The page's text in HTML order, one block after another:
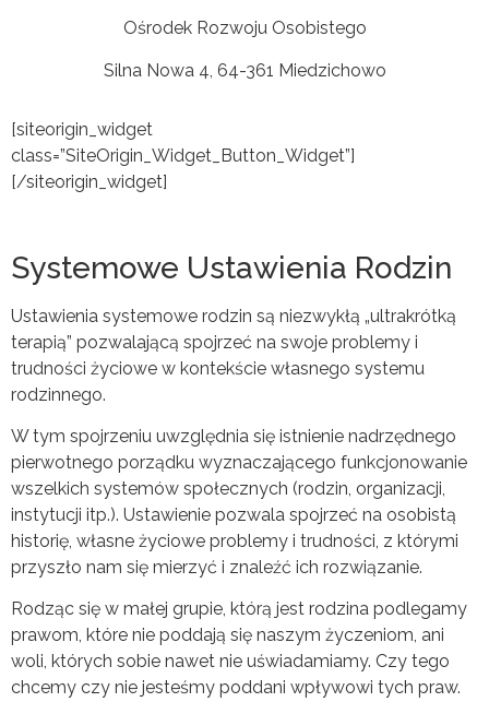
Ośrodek Rozwoju Osobistego
Silna Nowa 4, 64-361 Miedzichowo
[siteorigin_widget
class=”SiteOrigin_Widget_Button_Widget”]
[/siteorigin_widget]
Systemowe Ustawienia Rodzin
Ustawienia systemowe rodzin są niezwykłą „ultrakrótką
terapią” pozwalającą spojrzeć na swoje problemy i
trudności życiowe w kontekście własnego systemu
rodzinnego.
W tym spojrzeniu uwzględnia się istnienie nadrzędnego
pierwotnego porządku wyznaczającego funkcjonowanie
wszelkich systemów społecznych (rodzin, organizacji,
instytucji itp.). Ustawienie pozwala spojrzeć na osobistą
historię, własne życiowe problemy i trudności, z którymi
przyszło nam się mierzyć i znaleźć ich rozwiązanie.
Rodząc się w małej grupie, którą jest rodzina podlegamy
prawom, które nie poddają się naszym życzeniom, ani
woli, których sobie nawet nie uświadamiamy. Czy tego
chcemy czy nie jesteśmy poddani wpływowi tych praw.